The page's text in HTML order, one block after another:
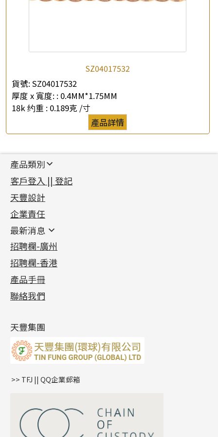
SZ04017532
貨號: SZ04017532
厚度 x 寬度: : 0.4MM*1.75MM
18k 约重 : 0.189克 /寸
產品詳情
產品類別
新產品
足金系列
足金配件
機織鏈系列
珠仔鏈
镶口链
管狀網鏈
十字車花鏈系列
十字閃O鏈系列
十字錘打鏈系列
側身車花鏈系列
側身鏈系列
雙十字鏈系列
水波鏈系列
蛇骨鏈系列
鏈尾系列
嘴唇鏈系列
S車花鏈系列
珍珠鏈系列
坦克鏈系列
首飾配件
耳環類配件
卷迫系列
螺絲迫系列
梅花迫系列
平臺迫系列
綫拍系列
美拍系列
耳環扣系列
耳綫/耳鈎系列
耳環爪頭
耳環
鏈類配件
動感車花吊墜
調節珠系列
生圈扣系列
龍蝦扣系列
鴨俐制系列
字母吊墜
相盒吊墜
項鏈吊墜
生肖吊墜
星座吊墜
珠扣
其他類配件
珠盤系列
袖口鈕系列
焊片及鐳射綫
空心車花管
珠類配件
無孔光身珠
空心光身珠
無孔批花珠
鑲口類
四爪頭系列
六爪頭系列
車花片
動感車花片
鑲口戒指
鑲口手鏈系列
首飾系列
手镯系列
戒指系列
空心耳環
空心车花管首饰链
空心手鐲系列
貴金屬原料
千足金
記憶金屬系列
記憶戒指
拉簧珠珠手鏈
記憶鈦手鐲
客戶登入 || 登記
天豐設計
企業責任
最新消息
最新消息
各項證書(2)
相片集(9)
展覽會資訊
最新產品資訊
招聘欄-廣州
招聘欄-香港
產品手冊
聯絡我們
天豐集團
>> TFJ || QQ企業郵箱